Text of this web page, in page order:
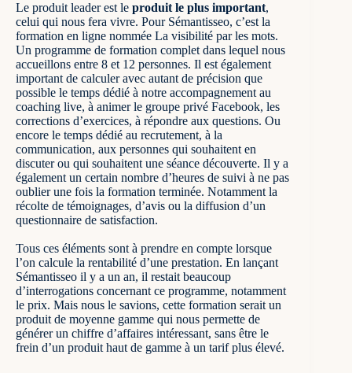
Le produit leader est le produit le plus important,
celui qui nous fera vivre. Pour Sémantisseo, c’est la
formation en ligne nommée La visibilité par les mots.
Un programme de formation complet dans lequel nous
accueillons entre 8 et 12 personnes. Il est également
important de calculer avec autant de précision que
possible le temps dédié à notre accompagnement au
coaching live, à animer le groupe privé Facebook, les
corrections d’exercices, à répondre aux questions. Ou
encore le temps dédié au recrutement, à la
communication, aux personnes qui souhaitent en
discuter ou qui souhaitent une séance découverte. Il y a
également un certain nombre d’heures de suivi à ne pas
oublier une fois la formation terminée. Notamment la
récolte de témoignages, d’avis ou la diffusion d’un
questionnaire de satisfaction.
Tous ces éléments sont à prendre en compte lorsque
l’on calcule la rentabilité d’une prestation. En lançant
Sémantisseo il y a un an, il restait beaucoup
d’interrogations concernant ce programme, notamment
le prix. Mais nous le savions, cette formation serait un
produit de moyenne gamme qui nous permette de
générer un chiffre d’affaires intéressant, sans être le
frein d’un produit haut de gamme à un tarif plus élevé.